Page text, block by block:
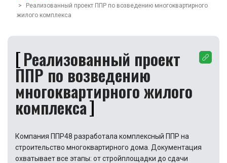
Реализованный проект ППР по возведению многоквартирного
жилого комплекса
Реализованный проект
ППР по возведению
многоквартирного жилого
комплекса
Компания ППР48 разработала комплексный ППР на
строительство многоквартирного дома. Документация
охватывает все этапы: от стройплощадки до сдачи